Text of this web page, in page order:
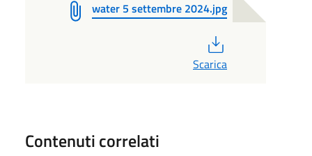
water 5 settembre 2024.jpg
Scarica
Contenuti correlati